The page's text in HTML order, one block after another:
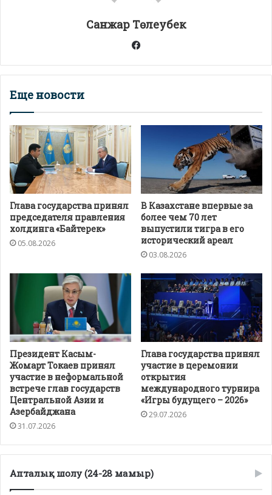
т
ь
Санжар Төлеубек
Facebook
Еще новости
Глава государства принял
председателя правления
холдинга «Байтерек»
05.08.2026
В Казахстане впервые за
более чем 70 лет
выпустили тигра в его
исторический ареал
03.08.2026
Президент Касым-
Жомарт Токаев принял
участие в неформальной
встрече глав государств
Центральной Азии и
Азербайджана
31.07.2026
Глава государства принял
участие в церемонии
открытия
международного турнира
«Игры будущего – 2026»
29.07.2026
Апталық шолу (24-28 мамыр)